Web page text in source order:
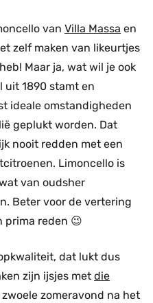
van Villa Massa en
zelf maken van likeurtjes
Maar ja, wat wil je ook
uit 1890 stamt en
ideale omstandigheden
geplukt worden. Dat
nooit redden met een
Limoncello is
van oudsher
Beter voor de vertering
prima reden 😉
dat lukt dus
zijn ijsjes met die
zomeravond na het